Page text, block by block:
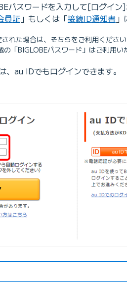
パスワードを入力して[ログイン]
員証 」もしくは「接続ID通知書
れた場合は、そちらをご利用ください
「BIGLOBEパスワード」はご利用い
au IDでもログインできます。